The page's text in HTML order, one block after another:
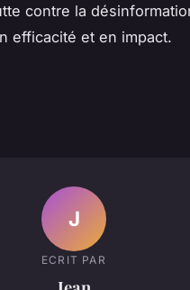
contre la
efficacité et en impact.
J
ECRIT PAR